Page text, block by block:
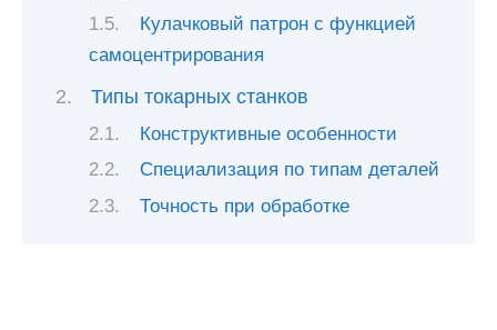
Кулачковый патрон с функцией
самоцентрирования
Типы токарных станков
Конструктивные особенности
Специализация по типам деталей
Точность при обработке